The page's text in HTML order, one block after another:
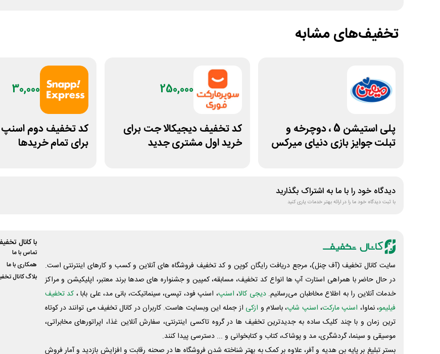
تخفیف‌های مشابه
پلی استیشن 5 ، دوچرخه و
تبلت جوایز بازی دنیای میرکس
250,000
کد تخفیف دیجیکالا جت برای
خرید اول مشتری جدید
30,000
کد تخفیف دوم
برای تمام خریدها
دیدگاه خود را با ما به اشتراک بگذارید
با ثبت دیدگاه خود ما را در ارائه بهتر خدمات یاری کنید
سایت کانال تخفیف (آف چنل)، مرجع دریافت رایگان کوپن و کد تخفیف فروشگاه های آنلاین و کسب و‌ کارهای اینترنتی است.
در حال حاضر با همراهی استارت آپ ها انواع کد تخفیف، مسابقه، کمپین و جشنواره های صدها برند معتبر، اپلیکیشن و مراکز
خدمات آنلاین را به اطلاع مخاطبان می‌رسانیم. دیجی کالا، اسنپ، اسنپ فود، تپسی، سینماتیکت، بانی مد، علی‌ بابا ، کد تخفیف
فیلیمو، نماوا، اسنپ مارکت، اسنپ شاپ، باسلام و ازکی از جمله این وبسایت ‌هاست. کاربران در کانال تخفیف می توانند در کوتاه
ترین زمان و با چند کلیک ساده به جدیدترین تخفیف ها در گروه تاکسی اینترنتی، سفارش آنلاین غذا، اپراتورهای مخابراتی،
موسیقی و سینما، گردشگری، مد و پوشاک، کتاب و کتابخوانی و ... دسترسی پیدا کنند.
بستر تبلیغ بر پایه بن هدیه و آفر، علاوه بر کمک به بهتر شناخته شدن فروشگاه ها در صحنه رقابت و افزایش بازدید و آمار فروش
با کانال
تماس با ما
همکاری با ما
بلاگ کانال